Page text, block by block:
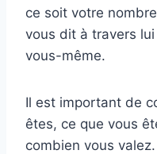
ce soit votre
vous dit à travers
vous-même.
Il est important de
êtes, ce que vous
combien vous